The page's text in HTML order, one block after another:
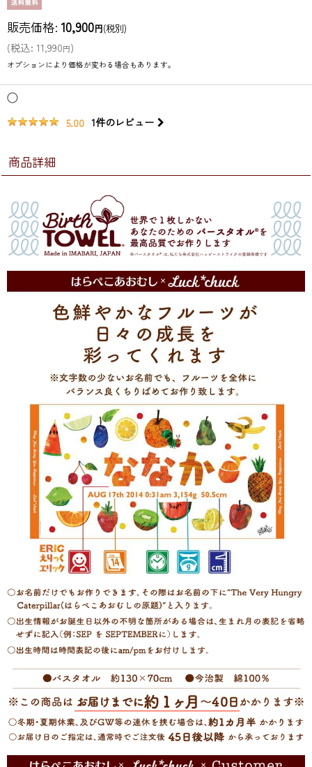
販売価格: 10,900円(税別)
(税込: 11,990円)
オプションにより価格が変わる場合もあります。
◯
5.00 1件のレビュー
商品詳細